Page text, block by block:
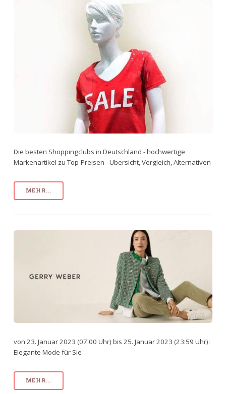
Die besten Shoppingclubs in Deutschland - hochwertige
Markenartikel zu Top-Preisen - Übersicht, Vergleich, Alternativen
MEHR...
von 23. Januar 2023 (07:00 Uhr) bis 25. Januar 2023 (23:59 Uhr):
Elegante Mode für Sie
MEHR...